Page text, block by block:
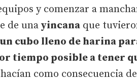
y comenzar a
de unayincana que
cubo lleno de harina
tiempo posible a tener
como consecuencia